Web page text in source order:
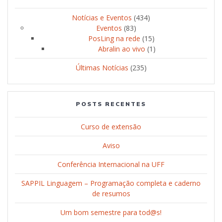
Notícias e Eventos (434)
Eventos (83)
PosLing na rede (15)
Abralin ao vivo (1)
Últimas Notícias (235)
POSTS RECENTES
Curso de extensão
Aviso
Conferência Internacional na UFF
SAPPIL Linguagem – Programação completa e caderno
de resumos
Um bom semestre para tod@s!